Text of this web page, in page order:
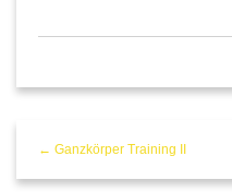
← Ganzkörper Training II